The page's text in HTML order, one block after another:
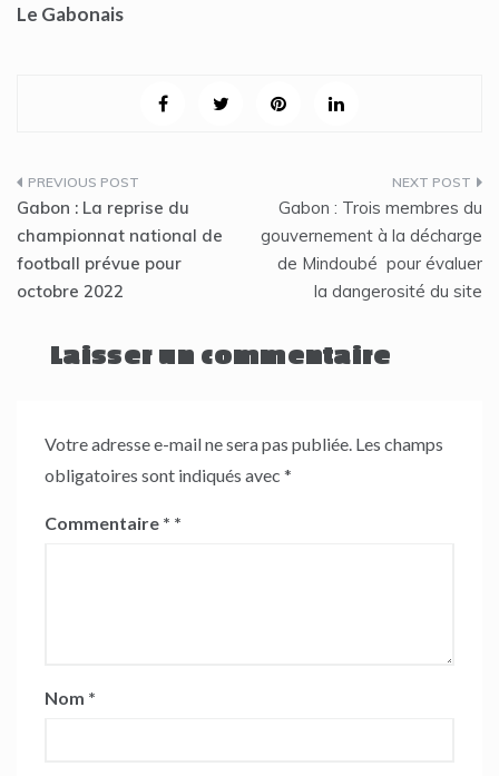
Le Gabonais
Navigation
de
l’article
Gabon : La reprise du
championnat national de
football prévue pour
octobre 2022
Gabon : Trois membres du
gouvernement à la décharge
de Mindoubé pour évaluer
la dangerosité du site
Laisser un commentaire
Votre adresse e-mail ne sera pas publiée. Les champs
obligatoires sont indiqués avec *
Commentaire *
Nom *